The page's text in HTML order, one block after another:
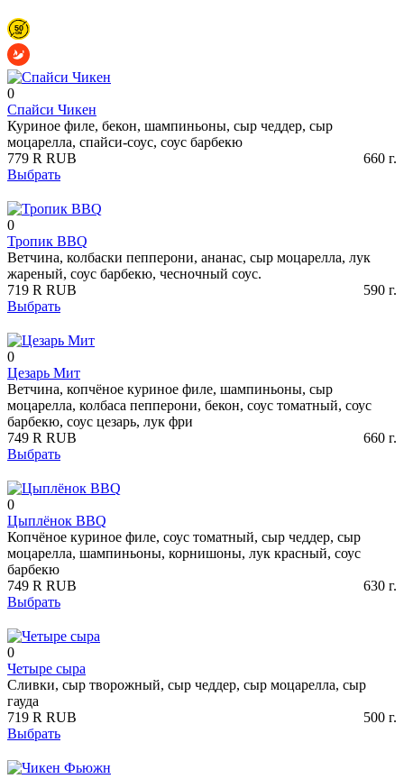
0
Спайси Чикен
Куриное филе, бекон, шампиньоны, сыр чеддер, сыр
моцарелла, спайси-соус, соус барбекю
779 R RUB 660 г.
Выбрать
0
Тропик BBQ
Ветчина, колбаски пепперони, ананас, сыр моцарелла, лук
жареный, соус барбекю, чесночный соус.
719 R RUB 590 г.
Выбрать
0
Цезарь Мит
Ветчина, копчёное куриное филе, шампиньоны, сыр
моцарелла, колбаса пепперони, бекон, соус томатный, соус
барбекю, соус цезарь, лук фри
749 R RUB 660 г.
Выбрать
0
Цыплёнок BBQ
Копчёное куриное филе, соус томатный, сыр чеддер, сыр
моцарелла, шампиньоны, корнишоны, лук красный, соус
барбекю
749 R RUB 630 г.
Выбрать
0
Четыре сыра
Сливки, сыр творожный, сыр чеддер, сыр моцарелла, сыр
гауда
719 R RUB 500 г.
Выбрать